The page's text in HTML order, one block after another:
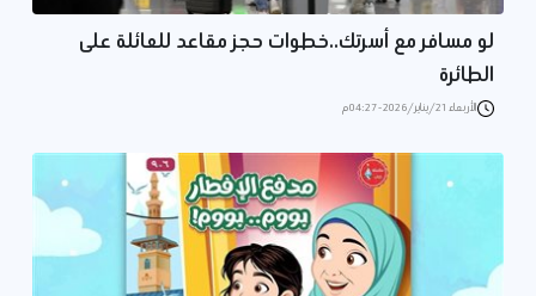
لو مسافر مع أسرتك..خطوات حجز مقاعد للعائلة على
الطائرة
الأربعاء 21/يناير/2026 - 04:27 م